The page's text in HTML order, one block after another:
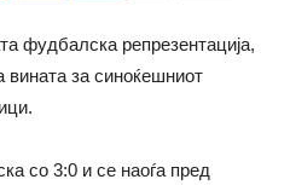
фудбалска репрезентација,
вината за синоќешниот
со 3:0 и се наоѓа пред